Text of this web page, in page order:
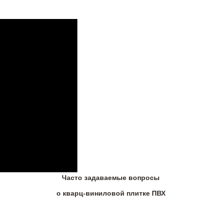
Часто задаваемые вопросы
о кварц-виниловой плитке ПВХ